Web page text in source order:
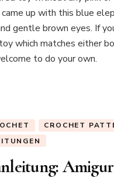
came up with this blue
gentle brown eyes. If
which matches either
to do your own.
CROCHET